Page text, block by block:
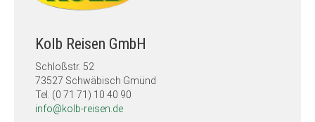
Kolb Reisen GmbH
Schloßstr. 52
73527 Schwäbisch Gmünd
Tel. (0 71 71) 10 40 90
info@kolb-reisen.de